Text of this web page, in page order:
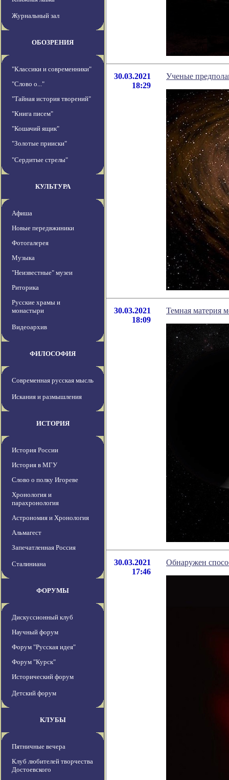
Журнальный зал
ОБОЗРЕНИЯ
"Классики и современники"
"Слово о..."
"Тайная история творений"
"Книга писем"
"Кошачий ящик"
"Золотые прииски"
"Сердитые стрелы"
КУЛЬТУРА
Афиша
Новые передвжиники
Фотогалерея
Музыка
"Неизвестные" музеи
Риторика
Русские храмы и
монастыри
Видеоархив
ФИЛОСОФИЯ
Современная русская мысль
Искания и размышления
ИСТОРИЯ
История России
История в МГУ
Слово о полку Игореве
Хронология и
парахронология
Астрономия и Хронология
Альмагест
Запечатленная Россия
Сталиниана
ФОРУМЫ
Дискуссионный клуб
Научный форум
Форум "Русская идея"
Форум "Курск"
Исторический форум
Детский форум
КЛУБЫ
Пятничные вечера
Клуб любителей творчества
Достоевского
30.03.2021
18:29
Ученые
30.03.2021
18:09
Темная материя
30.03.2021
17:46
Обнаружен